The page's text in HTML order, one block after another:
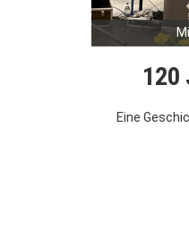
120
Eine